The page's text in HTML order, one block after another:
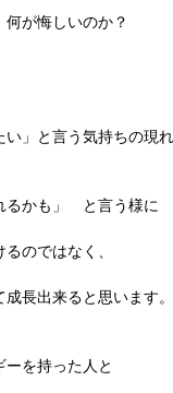
が悔しいのか？
」と言う気持ちの現れ
かも」　と言う様に
のではなく、
長出来ると思います。
を持った人と